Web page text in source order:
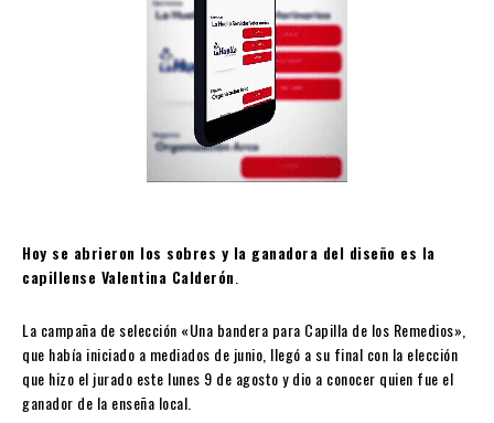
Hoy se abrieron los sobres y la ganadora del diseño es la
capillense Valentina Calderón.
La campaña de selección «Una bandera para Capilla de los Remedios»,
que había iniciado a mediados de junio, llegó a su final con la elección
que hizo el jurado este lunes 9 de agosto y dio a conocer quien fue el
ganador de la enseña local.